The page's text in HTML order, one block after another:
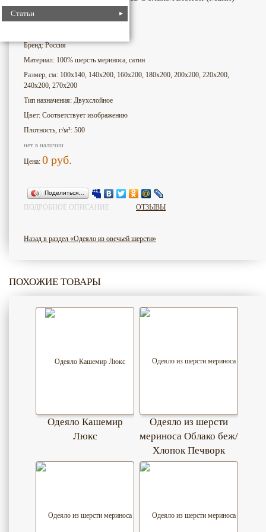
Статьи
Бренд: Россия
Материал: 100% шерсть мериноса, сатин
Размер, см: 100х140, 140х200, 160х200, 180х200, 200х200, 220х200,
240х200, 270х200
Тип назначения: Двухслойное
Цвет: Соответствует изображению
Плотность, г/м²: 500
нет в наличии
Цена: 0 руб.
Поделиться…
ПОДРОБНОЕ ОПИСАНИЕ ОТЗЫВЫ
Назад в раздел «Одеяло из овечьей шерсти»
ПОХОЖИЕ ТОВАРЫ
Одеяло Кашемир
Люкс
Одеяло из шерсти
мериноса Облако беж/
Хлопок Печворк